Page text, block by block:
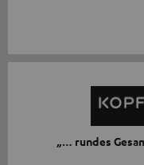
„… rundes